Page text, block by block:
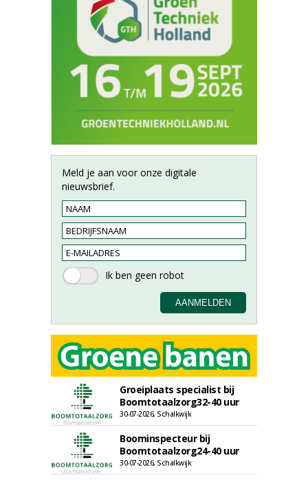
Meld je aan voor onze digitale
nieuwsbrief.
Groeiplaats specialist bij
Boomtotaalzorg32-40 uur
30-07-2026, Schalkwijk
Boominspecteur bij
Boomtotaalzorg24-40 uur
30-07-2026, Schalkwijk